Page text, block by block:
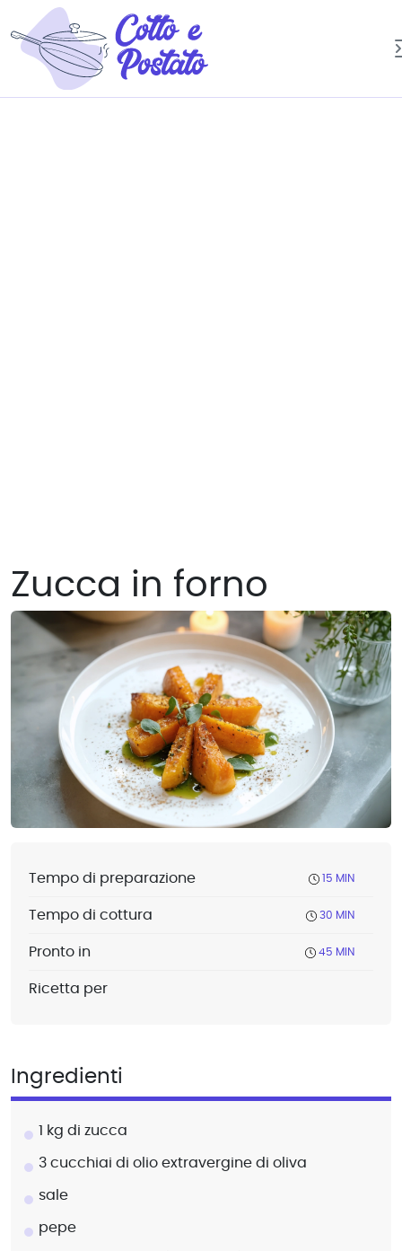
Zucca in forno
Tempo di preparazione 15 MIN
Tempo di cottura 30 MIN
Pronto in 45 MIN
Ricetta per
Ingredienti
1 kg di zucca
3 cucchiai di olio extravergine di oliva
sale
pepe